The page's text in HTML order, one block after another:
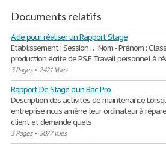
Documents relatifs
Aide pour réaliser un Rapport Stage
Etablissement : Session … Nom - Prénom :
production écrite de P.S.E Travail personnel à
3 Pages• 2421 Vues
Rapport De Stage d'un Bac Pro
Description des activités de maintenance
entreprise nous amène leur ordinateur à
client et demande quels
3 Pages• 5077 Vues